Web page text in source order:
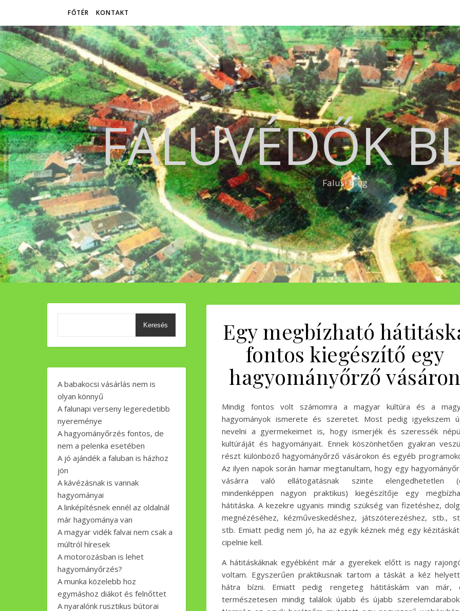
FŐTÉR KONTAKT
FALUVÉDŐK
Falusi blog
Keresés
A babakocsi vásárlás nem is
olyan könnyű
A falunapi verseny legeredetibb
nyereménye
A hagyományőrzés fontos, de
nem a pelenka esetében
A jó ajándék a faluban is házhoz
jön
A kávézásnak is vannak
hagyományai
A linképítésnek ennél az oldalnál
már hagyománya van
A magyar vidék falvai nem csak a
múltról híresek
A motorozásban is lehet
hagyományőrzés?
A munka közelebb hoz
egymáshoz diákot és felnőttet
A nyaralónk rusztikus bútorai
Egy megbízható
fontos kiegészítő egy
hagyományőrző vásáron
Mindig fontos volt számomra a magyar kultúra és a
hagyományok ismerete és szeretet. Most pedig igyekszem
nevelni a gyermekeimet is, hogy ismerjék és szeressék
kultúráját és hagyományait. Ennek köszönhetően gyakran
részt különböző hagyományőrző vásárokon és egyéb
Az ilyen napok során hamar megtanultam, hogy egy
vásárra való ellátogatásnak szinte elengedhetetlen
mindenképpen nagyon praktikus) kiegészítője egy
hátitáska. A kezekre ugyanis mindig szükség van fizetéshez,
megnézéséhez, kézműveskedéshez, játszóterezéshez, stb.,
stb. Emiatt pedig nem jó, ha az egyik kéznek még egy
cipelnie kell.
A hátitáskáknak egyébként már a gyerekek előtt is nagy
voltam. Egyszerűen praktikusnak tartom a táskát a kéz
hátra bízni. Emiatt pedig rengeteg hátitáskám van már,
természetesen mindig találok újabb és újabb